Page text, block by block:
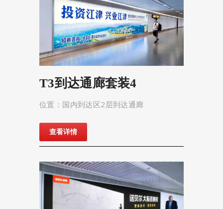
T3到达通廊套装4
位置：国内到达区2层到达通廊
查看详情